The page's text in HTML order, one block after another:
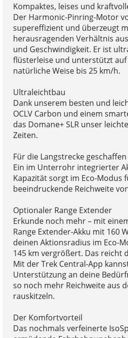
Kompaktes, leises und
Der Harmonic-Pinring-Motor
supereffizient und überzeugt
herausragenden Verhältnis
und Geschwindigkeit. Er ist
flüsterleise und unterstützt
natürliche Weise bis 25 km/h.
Ultraleichtbau
Dank unserem besten und
OCLV Carbon und einem
das Domane+ SLR unser
Zeiten.
Für die Langstrecke geschaffen
Ein im Unterrohr integrierter
Kapazität sorgt im Eco-Modus
beeindruckende Reichweite
Optionaler Range Extender
Erkunde noch mehr – mit
Range Extender-Akku mit 160
deinen Aktionsradius im Eco-
145 km vergrößert. Das reicht
Mit der Trek Central-App
Unterstützung an deine
so noch mehr Reichweite aus
rauskitzeln.
Der Komfortvorteil
Das nochmals verfeinerte